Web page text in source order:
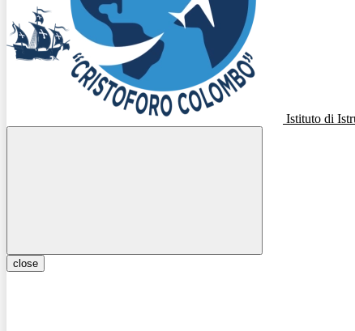
Istituto di
close